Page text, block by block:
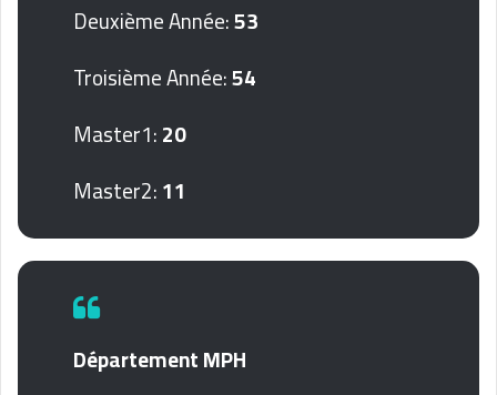
Deuxième Année:53
Troisième Année:54
Master1:20
Master2:11
Département MPH